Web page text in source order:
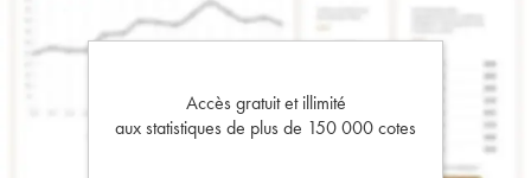
Accès gratuit et illimité
aux statistiques de plus de 150 000 cotes